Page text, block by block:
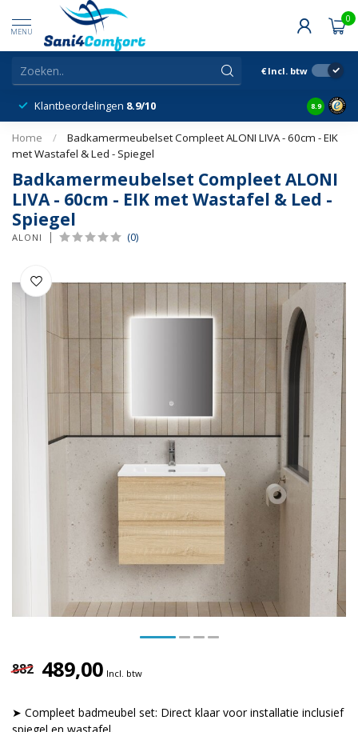
MENU
0
€ Incl. btw
Klantbeordelingen 8.9/10 8.9
Home /
Badkamermeubelset Compleet ALONI LIVA - 60cm - EIK
met Wastafel & Led - Spiegel
Badkamermeubelset Compleet ALONI
LIVA - 60cm - EIK met Wastafel & Led -
Spiegel
ALONI (0)
882 489,00 Incl. btw
➤ Compleet badmeubel set: Direct klaar voor installatie inclusief